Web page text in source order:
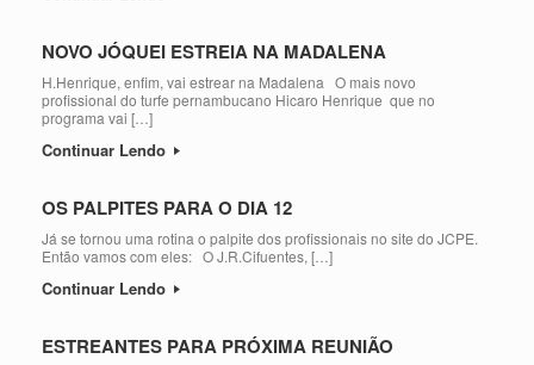
NOVO JÓQUEI ESTREIA NA MADALENA
H.Henrique, enfim, vai estrear na Madalena O mais novo
profissional do turfe pernambucano Hicaro Henrique que no
programa vai […]
Continuar Lendo
OS PALPITES PARA O DIA 12
Já se tornou uma rotina o palpite dos profissionais no site do JCPE.
Então vamos com eles: O J.R.Cifuentes, […]
Continuar Lendo
ESTREANTES PARA PRÓXIMA REUNIÃO